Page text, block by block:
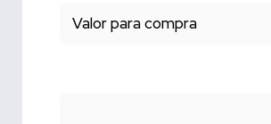
Valor para compra